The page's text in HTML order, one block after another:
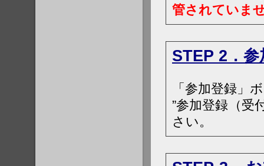
管されていま
STEP 2．参
「参加登録」
”参加登録（受
さい。